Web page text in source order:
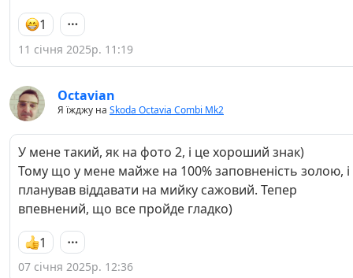
1
11 січня 2025р. 11:19
Octavian
Я їжджу на Skoda Octavia Combi Mk2
У мене такий, як на фото 2, і це хороший знак)
Тому що у мене майже на 100% заповненість золою, і
планував віддавати на мийку сажовий. Тепер
впевнений, що все пройде гладко)
1
07 січня 2025р. 12:36